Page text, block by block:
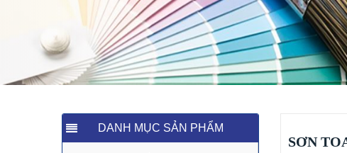
DANH MỤC SẢN PHẨM
SƠN